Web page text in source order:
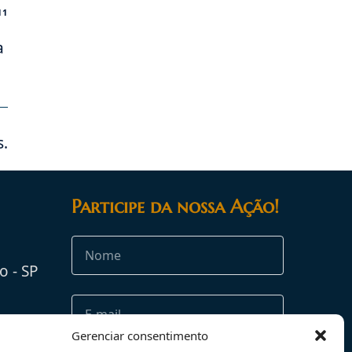
Gerenciar consentimento
- SP
Participe da nossa Ação!